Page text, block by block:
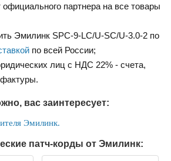
официального партнера на все товары
Эмилинк SPC-9-LC/U-SC/U-3.0-2 по
по всей России;
лиц с НДС 22% - счета,
вас заинтересует:
Эмилинк.
патч-корды от Эмилинк: